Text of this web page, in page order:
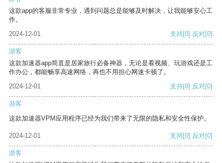
这款app的客服非常专业，遇到问题总是能够及时解决，让我能够安心工
作。
2024-12-01
支持[0] 反对[0]
游客
这款加速器app简直是居家旅行必备神器，无论是看视频、玩游戏还是工
作办公，都能畅享高速网络，再也不用担心网速卡顿了。
2024-12-01
支持[0] 反对[0]
游客
这款加速器VPM应用程序已经为我们带来了无限的隐私和安全性保护。
2024-12-01 支持[0] 反对[0]
游客